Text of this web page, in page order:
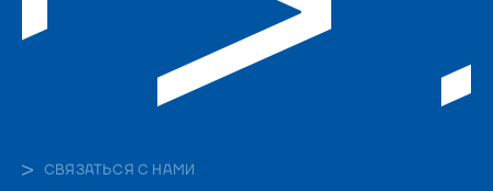
СВЯЗАТЬСЯ С НАМИ